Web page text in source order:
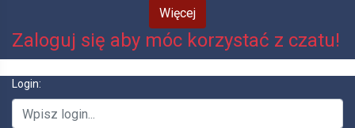
Więcej
Zaloguj się aby móc korzystać z czatu!
Login: